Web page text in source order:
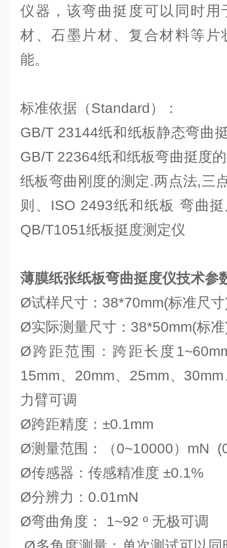
仪器，该弯曲挺度可以同时用
材、石墨片材、复合材料等片
能。
标准依据（Standard）：
GB/T 23144纸和纸板静态弯曲
GB/T 22364纸和纸板弯曲挺度
纸板弯曲刚度的测定.两点法,三
则、ISO 2493纸和纸板 弯曲
QB/T1051纸板挺度测定仪
薄膜纸张纸板弯曲挺度仪技术参
Ø试样尺寸：38*70mm(标准尺
Ø实际测量尺寸：38*50mm(标
Ø跨距范围：跨距长度
15mm、20mm、25mm、
力臂可调
Ø跨距精度：±0.1mm
Ø测量范围：（0~10000）mN
Ø传感器：传感精准度 ±0.1%
Ø分辨力：0.01mN
Ø弯曲角度： 1~92 º 无极可调